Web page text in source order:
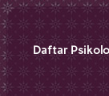
Daftar